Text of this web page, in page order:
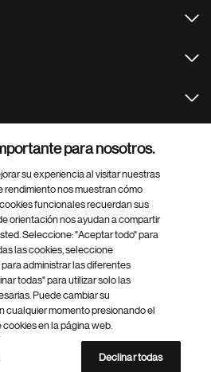
Novartis AG
de uso
Accesibilidad
cookies
Mapa del sitio
para nosotros.
su experiencia al visitar nuestras
rendimiento nos muestran cómo
funcionales recuerdan sus
orientación nos ayudan a compartir
Seleccione: "Aceptar todo" para
las cookies, seleccione
administrar las diferentes
todas" para utilizar solo las
Puede cambiar su
cualquier momento presionando el
en la página web.
Declinar todas